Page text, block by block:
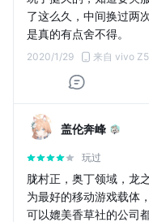
了这么久，中间换过两
是真的有点舍不得。
2020/1/29 来自 vivo
盖伦奔峰
玩过
胧村正，奥丁领域，龙
为最好的移动游戏载体
可以媲美香草社的公司